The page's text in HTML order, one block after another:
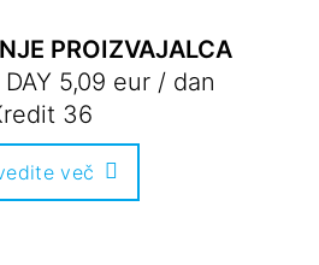
PROIZVAJALCA
DAY 5,09 eur / dan
36
več